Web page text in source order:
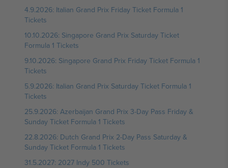
4.9.2026: Italian Grand Prix Friday Ticket Formula 1
Tickets
10.10.2026: Singapore Grand Prix Saturday Ticket
Formula 1 Tickets
9.10.2026: Singapore Grand Prix Friday Ticket Formula 1
Tickets
5.9.2026: Italian Grand Prix Saturday Ticket Formula 1
Tickets
25.9.2026: Azerbaijan Grand Prix 3-Day Pass Friday &
Sunday Ticket Formula 1 Tickets
22.8.2026: Dutch Grand Prix 2-Day Pass Saturday &
Sunday Ticket Formula 1 Tickets
31.5.2027: 2027 Indy 500 Tickets